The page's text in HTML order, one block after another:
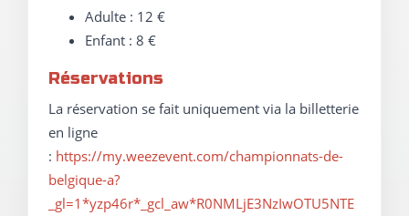
Adulte : 12 €
Enfant : 8 €
Réservations
La réservation se fait uniquement via la billetterie
en ligne
: https://my.weezevent.com/championnats-de-
belgique-a?
_gl=1*yzp46r*_gcl_aw*R0NMLjE3NzIwOTU5NTE